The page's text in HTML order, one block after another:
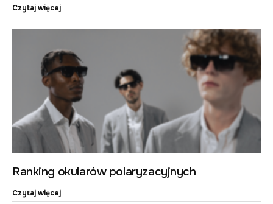
Czytaj więcej
Ranking okularów polaryzacyjnych
Czytaj więcej